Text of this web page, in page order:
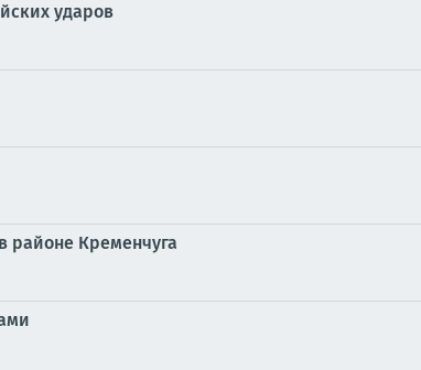
ударов
районе Кременчуга